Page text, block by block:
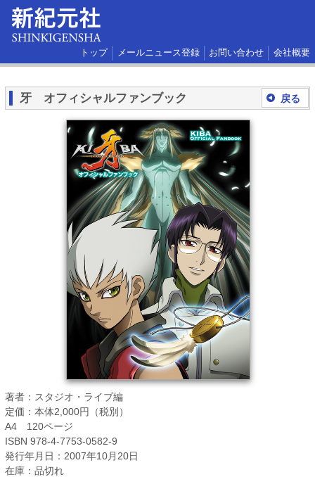
トップ メールニュース登録 お問い合わせ 会社概要
戻る
牙 オフィシャルファンブック
著者：スタジオ・ライブ編
定価：本体2,000円（税別）
A4 120ページ
ISBN 978-4-7753-0582-9
発行年月日：2007年10月20日
在庫：品切れ